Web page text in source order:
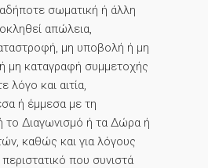
σωματική ή άλλη
απώλεια,
μη υποβολή ή μη
μη καταγραφή συμμετοχής
λόγο και αιτία,
ή έμμεσα με τη
το Διαγωνισμό ή τα Δώρα ή
καθώς και για λόγους
που συνιστά